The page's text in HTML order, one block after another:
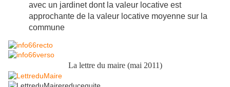
avec un jardinet dont la valeur locative est
approchante de la valeur locative moyenne sur la
commune
La lettre du maire (mai 2011)